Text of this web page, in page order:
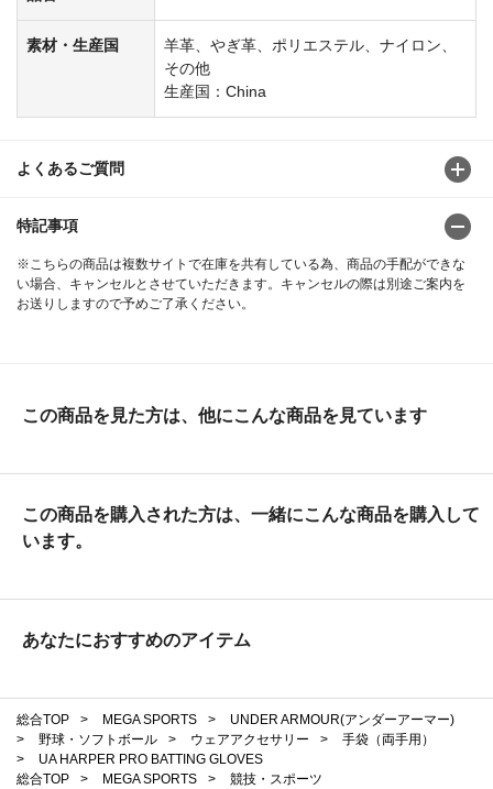
素材・生産国
羊革、やぎ革、ポリエステル、ナイロン、
その他
生産国：China
よくあるご質問
特記事項
※こちらの商品は複数サイトで在庫を共有している為、商品の手配ができな
い場合、キャンセルとさせていただきます。キャンセルの際は別途ご案内を
お送りしますので予めご了承ください。
この商品を見た方は、他にこんな商品を見ています
この商品を購入された方は、一緒にこんな商品を購入して
います。
あなたにおすすめのアイテム
総合TOP > MEGA SPORTS >
UNDER ARMOUR(アンダーアーマー)
>
野球・ソフトボール > ウェアアクセサリー >
手袋（両手用）
>
UA HARPER PRO BATTING GLOVES
総合TOP
> MEGA SPORTS >
競技・スポーツ